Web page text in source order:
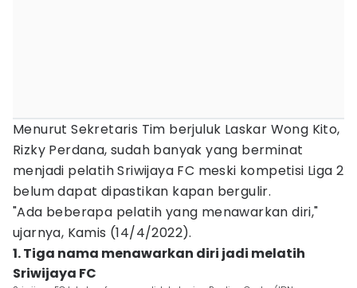
Menurut Sekretaris Tim berjuluk Laskar Wong Kito,
Rizky Perdana, sudah banyak yang berminat
menjadi pelatih Sriwijaya FC meski kompetisi Liga 2
belum dapat dipastikan kapan bergulir.
"Ada beberapa pelatih yang menawarkan diri,"
ujarnya, Kamis (14/4/2022).
1. Tiga nama menawarkan diri jadi melatih
Sriwijaya FC